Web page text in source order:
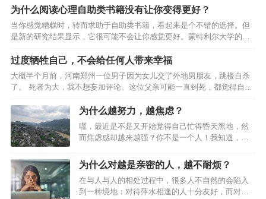
考试前我还开导他，后来成绩出来，她趴在那儿情
绪低落，我又好心安慰，一次考试不代表什么，错
了才会有进步吗？她坐起来，我看到他考了134分，
嗯，当时就把自己89分的试卷藏了起来。从那以
后，每次考试前我也开始焦虑了。小伙伴多少都会
有点儿精神内耗，举几个例子，小时候幻想自己将
来是上清华还是上北大，纠结得要命。谈恋爱，女
朋友或者男朋友没回消息，开始胡思乱想，工作了
为什么阅读心理自助类书籍没有让你变得更好？
当你感觉糟糕时，转而求助于自助类书籍，看起来是个不错的选择。但
是新的研究结果显示，它很可能不会让你感觉更好。蒙特利尔大学的心
理学家研究发现，相比于不读自助类书籍的人，那些阅读自助类书籍的
人对压力更加敏感，也会表现出更多抑郁症状。一项小型的初步研究
中，研究者测试了30名被试的人格和心理健康状况，比如压力反应（对
压力源产生反应的倾向，通过唾液中压力荷尔蒙水平来测量），开放
性，自律，外向性，同情心，情绪稳定性，自尊和抑郁症状。一半的被
试自述称阅读过自助类书籍，另一半则没有。按照阅读书籍的类型，将
自助类…
过度牺牲自己，不会给任何人带来幸福
大概半个月前，河南郑州一位男子因为女儿交了外地男朋友，跳楼自杀
了。 死者为大，我不想妄加评论。这位父亲可能一直到死，都觉得自己
深爱女儿。但这种爱，却可能毁掉女儿。为人父母，付出了很多，却害
了孩子，可以说是巨大的人生失败。这种悲剧的造成，就是因为父母具
有强烈的付出上瘾症”，不懂生而为人，要适当自私。你被这张图片里的
场景戳中了吗？1我们团队的90后特别爱吐槽。小姐姐好奇，问她们觉得
父母哪句话最伤人，结果我都是为了你”，获得全票通过。作为长期靠互
怼增加颜值的团队，这么和谐的场面好几年都没见过…
为什么越努力，越焦虑？
嘿，最近是不是又开始觉得自己忙得昏天黑地，然
而焦虑感却越来越强？你不是一个人！我知道，大
在拼命付出，焦虑感却像滚雪球一样越积越大？今
天，咱们就来聊聊这个“努力与焦虑”之间的复杂关
系，顺便从心理学角度揭开背后的真相。为什么越
努力，焦虑感反而更强？你有没有试过这种情况？
为什么对越是亲密的人，越不耐烦？
在与人与人的相处过程中，很多人不自然的会陷入
到一种境地：对待萍水相逢的人十分友好，而对待